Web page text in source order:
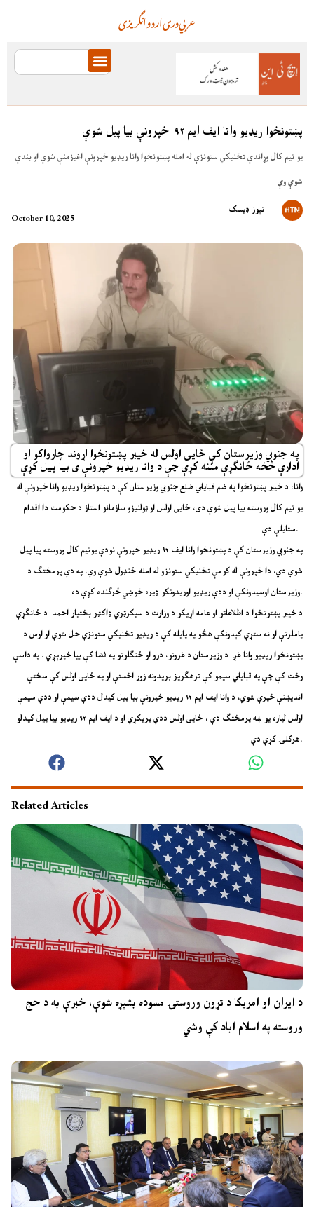
انگریزیاردودریعربي
پښتونخوا ریډیو وانا ایف ایم ۹۲ خپرونې بیا پیل شوې
یو نیم کال وړاندې تخنیکي ستونزې له امله پښتونخوا وانا ریډیو خپرونې اغیزمنې شوې او بندې
شوې وې
October 10, 2025
نېوز ډیسک
په جنوبي وزیرستان کې ځایی اولس له خیبر پښتونخوا اړوند چارواکو او
ادارې څخه ځانګړې مننه کړې چې د وانا ريډیو خپرونې ی بیا پیل کړې
وانا: د خیبر پښتونخوا په ضم قبایلي ضلع جنوبي وزیرستان کې د پښتونخوا ریډیو وانا خپرونې له
یو نيم کال وروسته بیا پیل شوې دی، ځایی اولس او ټولنیزو سازمانو استاز د حکومت دا اقدام
ستایلې دې.
په جنوبي وزیرستان کې د پښتونخوا وانا ایف ۹۲ ریډیو خپرونې نودې یونیم کال وروسته پیا پیل
شوي دي، دا خپرونې له کومې تخنیکي ستونزو له امله ځنډول شوې وې، په دې پرمختګ د
وزیرستان اوسیدونکې او ددې ریډیو اوریدونکو ډیره خوښي څرګنده کړې ده.
د خیبر پښتونخوا د اطلاعاتو او عامه اړیکو د وزارت د سیکرټري ډاکټر بختیار احمد د ځانګړې
پاملرنې او نه ستړې کېدونکې هڅو په پایله کې د ریډیو تخنیکي ستونزې حل شوې او اوس د
پښتونخوا ریډیو وانا غږ د وزیرستان د غرونو، درو او ځنګلونو په فضا کې بیا خپرېږي . په داسې
وخت کې چې په قبایلي سیمو کې ترهګریز بریدونه زور اخستې او په ځایی اولس کې سختې
اندیښنې خپرې شوي، د وانا ایف ایم ۹۲ ریډیو خپرونې بیا پیل کیدل ددې سیمې او ددې سیمې
اولس لپاره یو ښه پرمختګ دې ، ځایی اولس ددې پریکړې او د ایف ایم ۹۲ ریډیو بیا پیل کیدلو
هرکلۍ کړې دې.
Related Articles
د ایران او امریکا د تړون وروستۍ مسوده بشپړه شوې، خبرې به د حج
وروسته په اسلام اباد کې وشي